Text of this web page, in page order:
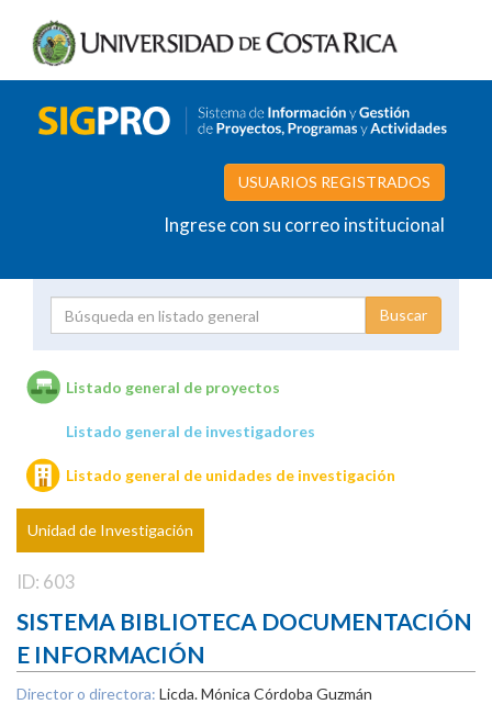
USUARIOS REGISTRADOS
Ingrese con su correo institucional
Unidades de investigación
Listado general de proyectos
Listado general de investigadores
Listado general de unidades de investigación
Unidad de Investigación
ID: 603
SISTEMA BIBLIOTECA DOCUMENTACIÓN
E INFORMACIÓN
Director o directora: Licda. Mónica Córdoba Guzmán